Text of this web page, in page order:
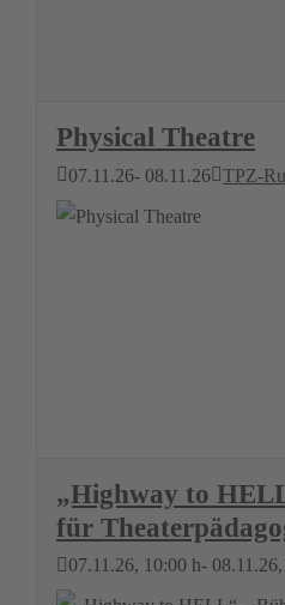
Physical Theatre
07.11.26- 08.11.26 TPZ-
„Highway to
für
07.11.26, 10:00 h- 08.11.26,